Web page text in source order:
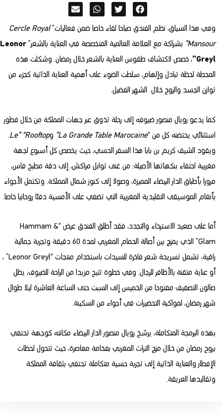
وفي هذا السياق، نظم الفندق صباحا لقاء خاصا ضمن فعاليات”Cercle Royal
Mansour”
بشراكة مع العلامة العالمية المتخصصة في العناية بالشعر” Leonor
Greyl”
، خصص لاكتشاف طقوس العناية بالشعر خلال رمضان. وشكلت هذه
المحطة لحظة تبادل وإلهام، سلطت الضوء على أهمية العناية الذاتية كجزء من
توازن الجسد والروح خلال الشهر الفضيل.
كما يدعو رويال منصور ضيوفه إلى رحلة تذوق عبر جهات المملكة من خلال فطور
استثنائي يحتضنه كل من “La Grande Table Marocaine” وLe” “Rooftop
.
ويقود الشيف كريم بن بابا هذا السفر الحسي، حيث يخصص كل أسبوع لجهة
مغربية احتفاء بنكهاتها الأصيلة: من غنى توابل مراكش، إلى دقة مطبخ فاس،
مرورا بأطباق الدار البيضاء المميزة، وصولا إلى كنوز شمال المملكة. وتكتمل الأجواء
بأنغام الموسيقى التقليدية المغربية التي تضفي على الأمسية دفئا روحانيا خاصا.
أما على صعيد الاسترخاء والتجدد، فقد أطلق الفندق عرض “Hammam &
Glam” الذي يمزج بين أصالة الحمام المغربي لمدة 60 دقيقة وتجربة جمالية
راقية، تشمل تسريحة شعر فاخرة للسيدات باستخدام منتجات “Leonor Greyl” ،
أو عناية متقنة بالأظافر للرجال. وفي خطوة تتيح مزيدا من الراحة للضيوف، يظل
صالون التصفيف مفتوحا من الخميس إلى السبت حتى الساعة العاشرة ليلا طوال
شهر رمضان، لمواكبة التحضيرات في أجواء من السكينة.
بهذه البرمجة المتكاملة، يرسّخ رويال منصور الدار البيضاء مكانته كوجهة تحتفي
بروح رمضان من خلال مزج التراث المغربي بفخامة معاصرة، حيث تتحول لحظات
الإفطار والعناية الذاتية إلى تجربة حسية متكاملة تحتفي بثقافة المملكة
وتقاليدها العريقة.